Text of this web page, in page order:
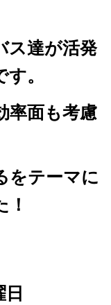
ス達が活発
。
率面も考慮
をテーマに